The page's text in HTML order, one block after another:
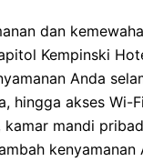
dan
Kempinski
Anda
hingga akses Wi-
kamar mandi